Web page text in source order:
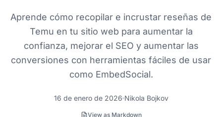
Aprende cómo recopilar e incrustar reseñas de
Temu en tu sitio web para aumentar la
confianza, mejorar el SEO y aumentar las
conversiones con herramientas fáciles de usar
como EmbedSocial.
16 de enero de 2026 Nikola Bojkov
View as Markdown